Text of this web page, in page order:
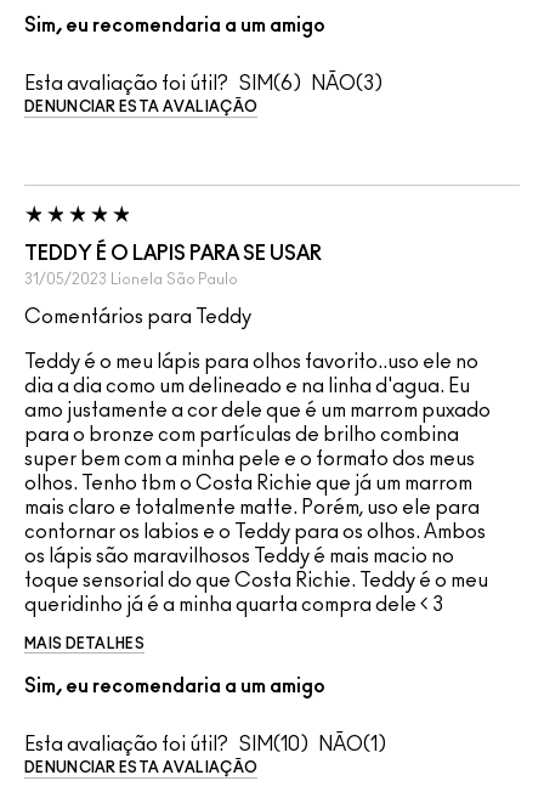
Sim, eu recomendaria a um amigo
Esta avaliação foi útil? 6 3
DENUNCIAR ESTA AVALIAÇÃO
TEDDY É O LAPIS PARA SE USAR
31/05/2023 Lionela São Paulo
Comentários para Teddy
Teddy é o meu lápis para olhos favorito..uso ele no
dia a dia como um delineado e na linha d'agua. Eu
amo justamente a cor dele que é um marrom puxado
para o bronze com partículas de brilho combina
super bem com a minha pele e o formato dos meus
olhos. Tenho tbm o Costa Richie que já um marrom
mais claro e totalmente matte. Porém, uso ele para
contornar os labios e o Teddy para os olhos. Ambos
os lápis são maravilhosos Teddy é mais macio no
toque sensorial do que Costa Richie. Teddy é o meu
queridinho já é a minha quarta compra dele < 3
MAIS DETALHES
Sim, eu recomendaria a um amigo
Esta avaliação foi útil? 10 1
DENUNCIAR ESTA AVALIAÇÃO